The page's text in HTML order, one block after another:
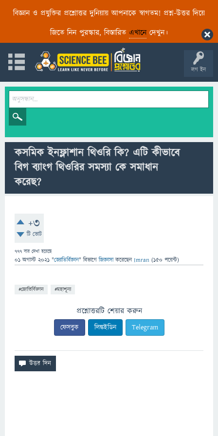
বিজ্ঞান ও প্রযুক্তির প্রশ্নোত্তর দুনিয়ায় আপনাকে স্বাগতম! প্রশ্ন-উত্তর দিয়ে
জিতে নিন পুরস্কার, বিস্তারিত এখানেদেখুন।
লগ ইন
কসমিক ইনফ্লাশান থিওরি কি? এটি কীভাবে
বিগ ব্যাংগ থিওরির সমস্যা কে সমাধান
করেছ?
+3
টি ভোট
777 বার দেখা হয়েছে
01 অগাস্ট 2021 "জ্যোতির্বিজ্ঞান" বিভাগে জিজ্ঞাসাকরেছেনImran (150 পয়েন্ট)
#জোতির্বিজ্ঞান #মহাশূন্য
প্রশ্নোত্তরটি শেয়ার করুন
ফেসবুক লিঙ্কইডিন Telegram